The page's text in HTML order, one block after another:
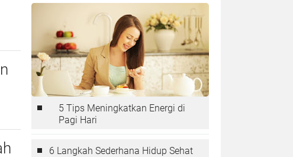
5 Tips Meningkatkan Energi di
Pagi Hari
6 Langkah Sederhana Hidup Sehat